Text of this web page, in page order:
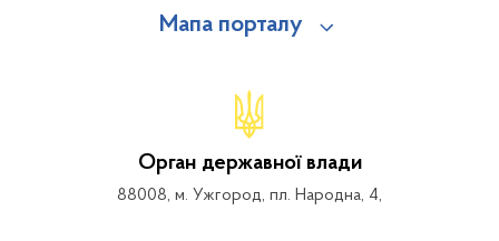
Мапа порталу
Орган державної влади
88008, м. Ужгород, пл. Народна, 4,